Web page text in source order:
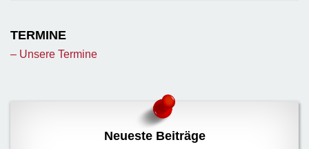
TERMINE
– Unsere Termine
Neueste Beiträge